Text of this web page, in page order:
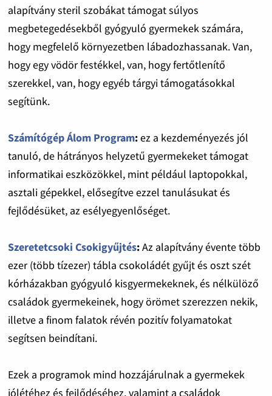
alapítvány steril szobákat támogat súlyos
megbetegedésekből gyógyuló gyermekek számára,
hogy megfelelő környezetben lábadozhassanak. Van,
hogy egy vödör festékkel, van, hogy fertőtlenítő
szerekkel, van, hogy egyéb tárgyi támogatásokkal
segítünk.
Számítógép Álom Program:ez a kezdeményezés jól
tanuló, de hátrányos helyzetű gyermekeket támogat
informatikai eszközökkel, mint például laptopokkal,
asztali gépekkel, elősegítve ezzel tanulásukat és
fejlődésüket, az esélyegyenlőséget.
Szeretetcsoki Csokigyűjtés:Az alapítvány évente több
ezer (több tízezer) tábla csokoládét gyűjt és oszt szét
kórházakban gyógyuló kisgyermekeknek, és nélkülöző
családok gyermekeinek, hogy örömet szerezzen nekik,
illetve a finom falatok révén pozitív folyamatokat
segítsen beindítani.
Ezek a programok mind hozzájárulnak a gyermekek
jólétéhez és fejlődéséhez, valamint a családok